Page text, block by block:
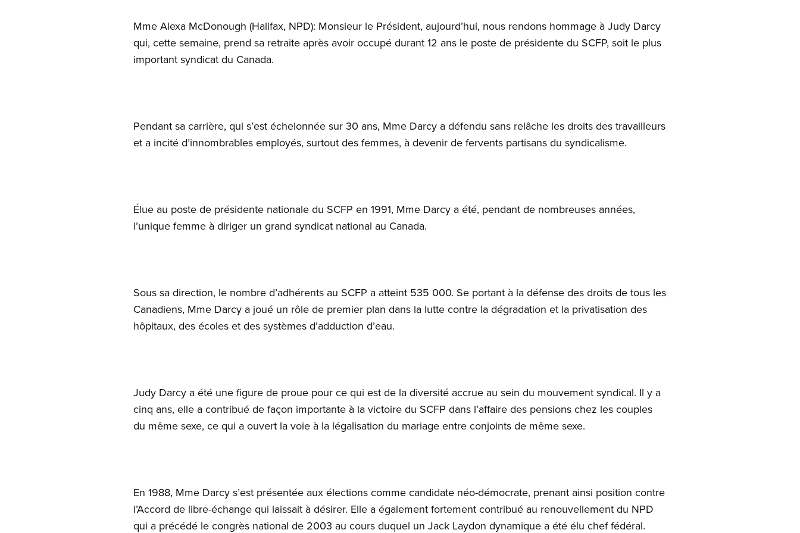
Mme Alexa McDonough (Halifax, NPD): Monsieur le Président, aujourd’hui, nous rendons hommage à Judy Darcy
qui, cette semaine, prend sa retraite après avoir occupé durant 12 ans le poste de présidente du SCFP, soit le plus
important syndicat du Canada.
Pendant sa carrière, qui s’est échelonnée sur 30 ans, Mme Darcy a défendu sans relâche les droits des travailleurs
et a incité d’innombrables employés, surtout des femmes, à devenir de fervents partisans du syndicalisme.
Élue au poste de présidente nationale du SCFP en 1991, Mme Darcy a été, pendant de nombreuses années,
l’unique femme à diriger un grand syndicat national au Canada.
Sous sa direction, le nombre d’adhérents au SCFP a atteint 535 000. Se portant à la défense des droits de tous les
Canadiens, Mme Darcy a joué un rôle de premier plan dans la lutte contre la dégradation et la privatisation des
hôpitaux, des écoles et des systèmes d’adduction d’eau.
Judy Darcy a été une figure de proue pour ce qui est de la diversité accrue au sein du mouvement syndical. Il y a
cinq ans, elle a contribué de façon importante à la victoire du SCFP dans l’affaire des pensions chez les couples
du même sexe, ce qui a ouvert la voie à la légalisation du mariage entre conjoints de même sexe.
En 1988, Mme Darcy s’est présentée aux élections comme candidate néo-démocrate, prenant ainsi position contre
l’Accord de libre-échange qui laissait à désirer. Elle a également fortement contribué au renouvellement du NPD
qui a précédé le congrès national de 2003 au cours duquel un Jack Laydon dynamique a été élu chef fédéral.